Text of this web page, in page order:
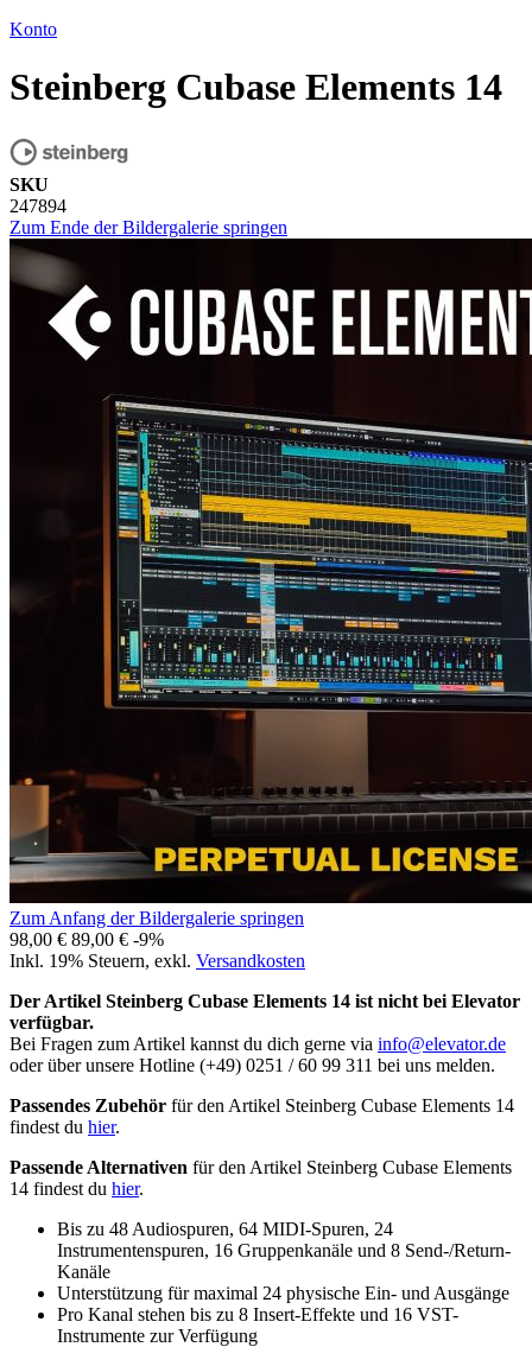
Konto
Steinberg Cubase Elements 14
SKU
247894
Zum Ende der Bildergalerie springen
Zum Anfang der Bildergalerie springen
98,00 € 89,00 € -9%
Inkl. 19% Steuern, exkl. Versandkosten
Der Artikel Steinberg Cubase Elements 14 ist nicht bei Elevator
verfügbar.
Bei Fragen zum Artikel kannst du dich gerne via info@elevator.de
oder über unsere Hotline (+49) 0251 / 60 99 311 bei uns melden.
Passendes Zubehör für den Artikel Steinberg Cubase Elements 14
findest du hier.
Passende Alternativen für den Artikel Steinberg Cubase Elements
14 findest du hier.
Bis zu 48 Audiospuren, 64 MIDI-Spuren, 24
Instrumentenspuren, 16 Gruppenkanäle und 8 Send-/Return-
Kanäle
Unterstützung für maximal 24 physische Ein- und Ausgänge
Pro Kanal stehen bis zu 8 Insert-Effekte und 16 VST-
Instrumente zur Verfügung